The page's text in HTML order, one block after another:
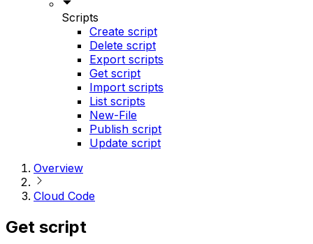
Scripts
Create script
Delete script
Export scripts
Get script
Import scripts
List scripts
New-File
Publish script
Update script
Overview
Cloud Code
Get script